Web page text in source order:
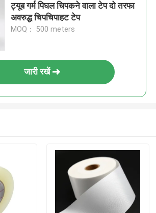
ट्यूब गर्म पिघल चिपकने वाला टेप दो तरफा
अवरुद्ध चिपचिपाहट टेप
MOQ： 500 meters
जारी रखें